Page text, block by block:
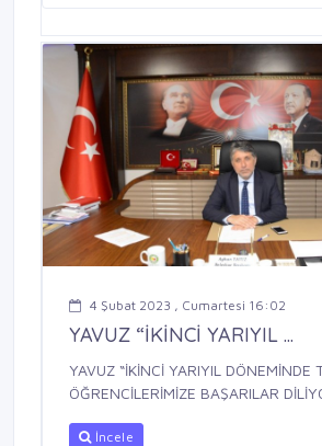
4 Şubat 2023 , Cumartesi 16:02
YAVUZ “İKİNCİ YARIYIL ...
YAVUZ “İKİNCİ YARIYIL DÖNEMİNDE
ÖĞRENCİLERİMİZE BAŞARILAR
İncele